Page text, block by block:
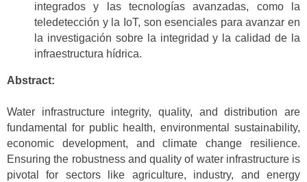
integrados y las tecnologías avanzadas, como la
teledetección y la IoT, son esenciales para avanzar en
la investigación sobre la integridad y la calidad de la
infraestructura hídrica.
Abstract:
Water infrastructure integrity, quality, and distribution are
fundamental for public health, environmental sustainability,
economic development, and climate change resilience.
Ensuring the robustness and quality of water infrastructure is
pivotal for sectors like agriculture, industry, and energy